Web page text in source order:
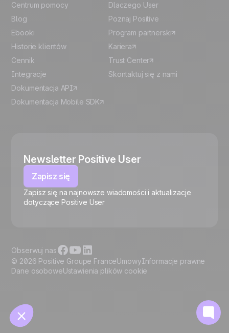
🍪
Zarządzaj plikami cookie
Centrum pomocy
Blog
Ebooki
Historie klientów
Cennik
Integracje
Dokumentacja API
Dokumentacja Mobile SDK
Dlaczego User
Poznaj Positive
Program partnerski
Kariera
Trust Center
Skontaktuj się z nami
Newsletter Positive User
Zapisz się
Zapisz się na najnowsze wiadomości i aktualizacje
dotyczące Positive User
© 2026 Positive Groupe FranceUmowyInformacje prawne
Dane osoboweUstawienia plików cookie
Obserwuj nas